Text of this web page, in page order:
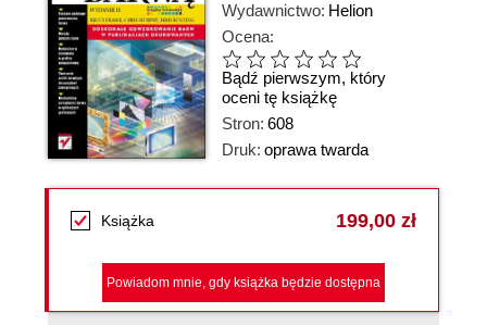
Wydawnictwo: Helion
Ocena:
Bądź pierwszym, który
oceni tę książkę
Stron: 608
Druk: oprawa twarda
Książka 199,00 zł
Powiadom mnie, gdy książka będzie dostępna